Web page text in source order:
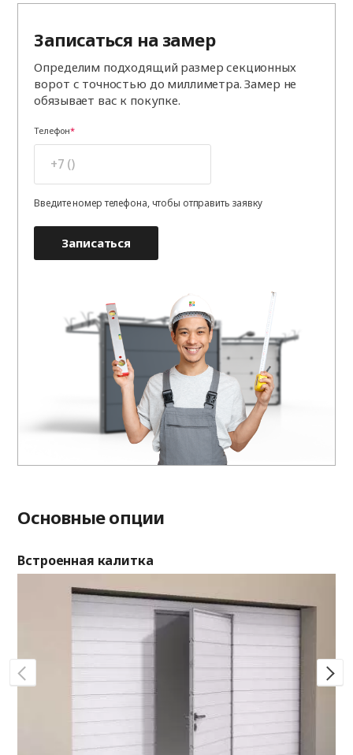
Записаться на замер
Определим подходящий размер секционных
ворот с точностью до миллиметра. Замер не
обязывает вас к покупке.
Телефон
Введите номер телефона, чтобы отправить заявку
Записаться
Основные опции
Встроенная калитка